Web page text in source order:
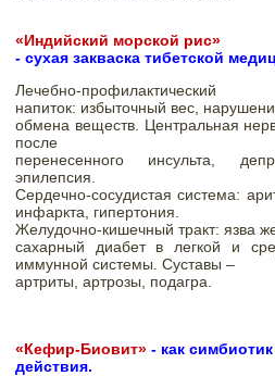
«Индийский морской рис»
- сухая закваска тибетской
Лечебно-профилактический
напиток: избыточный вес,
обмена веществ. Центральная
после
перенесенного инсульта,
эпилепсия.
Сердечно-сосудистая система:
инфаркта, гипертония.
Желудочно-кишечный тракт: язва
сахарный диабет в легкой и
иммунной системы. Суставы –
артриты, артрозы, подагра.
«Кефир-Биовит» - как
действия.